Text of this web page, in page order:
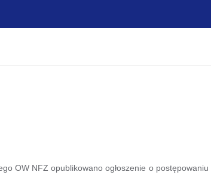
OW NFZ opublikowano ogłoszenie o